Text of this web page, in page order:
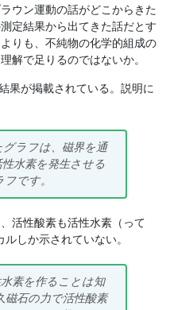
ウン運動の話がどこからきた
定結果から出てきた話だとす
りも、不純物の化学的組成の
解で足りるのではないか。
果が掲載されている。説明に
ラフは、磁界を通
水素を発生させる
です。
活性酸素も活性水素（って
しか示されていない。
素を作ることは知
磁石の力で活性酸素